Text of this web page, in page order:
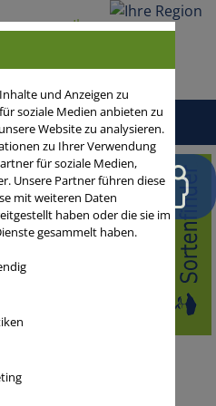
Ihre
/Qualitätsweizen (E/A)/
unter diesem
Weizensorten
aber streng
und Anzeigen zu
soziale Medien anbieten zu
Website zu analysieren.
zu Ihrer Verwendung
für soziale Medien,
Unsere Partner führen diese
mit weiteren Daten
haben oder die sie im
gesammelt haben.